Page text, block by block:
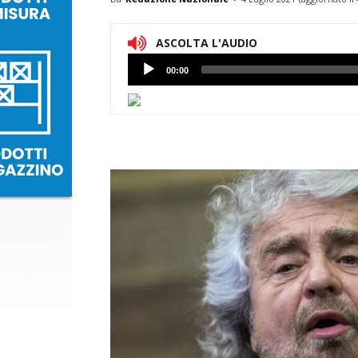
ASCOLTA L'AUDIO
Lettore
Audio
00:00